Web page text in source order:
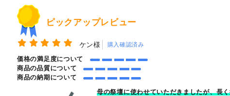
ピックアップレビュー
ケン様 購入確認済み
価格の満足度について
商品の品質について
商品の納期について
母の祭壇に使わせていただきましたが、長